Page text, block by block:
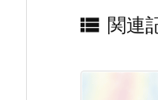
 関連